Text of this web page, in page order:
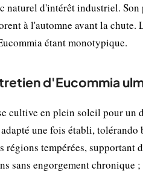
naturel d'intérêt industriel.
à l'automne avant la
étant monotypique.
d'Eucommia
cultive en plein soleil pour un
une fois établi,
régions tempérées,
sans engorgement